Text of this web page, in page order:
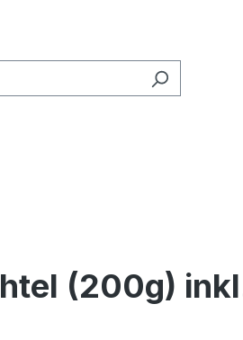
(200g)